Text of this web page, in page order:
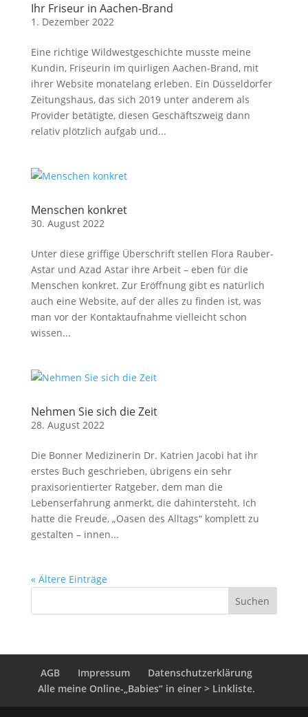
Ihr Friseur in Aachen-Brand
1. Dezember 2022
Eine richtige Wildwestgeschichte musste meine
Kundin, Friseurin im quirligen Aachen-Brand, mit
ihrer Website monatelang erleben. Ein Düsseldorfer
Zeitungshaus, das sich 2019 unter anderem als
Provider betätigte, diesen Geschäftszweig dann
relativ plötzlich aufgab und...
Menschen konkret
30. August 2022
Unter diese griffige Überschrift stellen Flora Rauber-
Astar und Azad Astar ihre Arbeit – eben für die
Menschen konkret. Zur Eröffnung gibt es natürlich
auch eine Website, auf der alles zu finden ist, was
man vor der Kontaktaufnahme vielleicht schon
wissen...
Nehmen Sie sich die Zeit
28. August 2022
Die Bonner Medizinerin Dr. Katrien Jacobi hat ihr
erstes Buch geschrieben, übrigens ein sehr
praxisorientierter Ratgeber, dem man die
Lebenserfahrung anmerkt, die dahintersteht. Ich
hatte die Freude, „Oasen des Alltags“ komplett zu
gestalten – innen...
« Ältere Einträge
AGB Impressum
Datenschutzerklärung
Alle meine Online-„Babies“ in einer > Linkliste.